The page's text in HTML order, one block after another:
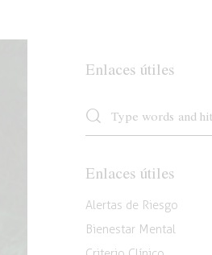
Enlaces útiles
Enlaces útiles
Alertas de Riesgo
Bienestar Mental